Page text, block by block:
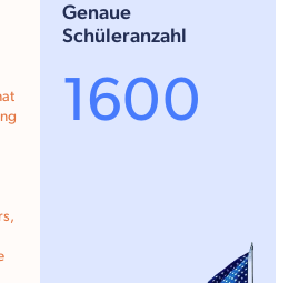
Genaue
Schüleranzahl
1600